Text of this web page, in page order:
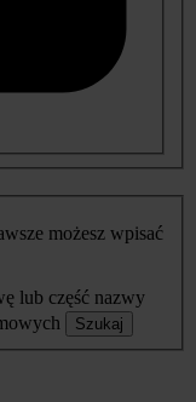
możesz wpisać
lub część nazwy
Szukaj